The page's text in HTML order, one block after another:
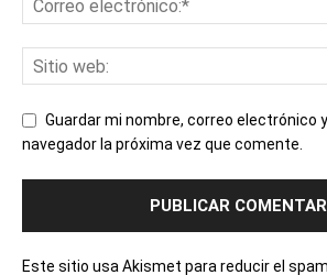
Guardar mi nombre, correo electrónico
navegador la próxima vez que comente.
Este sitio usa Akismet para reducir el spam.